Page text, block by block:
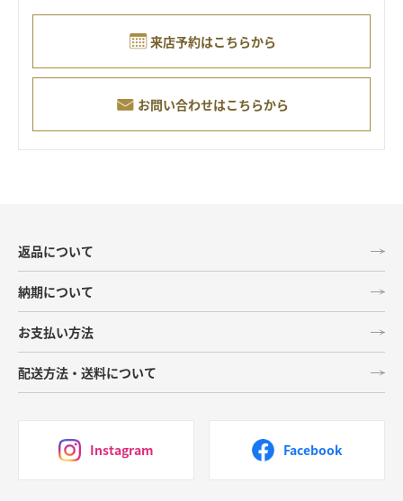
来店予約はこちらから
お問い合わせはこちらから
返品について
納期について
お支払い方法
配送方法・送料について
Instagram Facebook